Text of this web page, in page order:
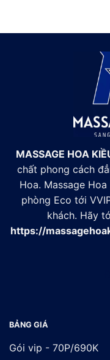
MASSAGE HOA
chất phong cách
Hoa. Massage
phòng Eco tới
khách. Hãy
https://
BẢNG GIÁ
Gói vip - 70P/690K